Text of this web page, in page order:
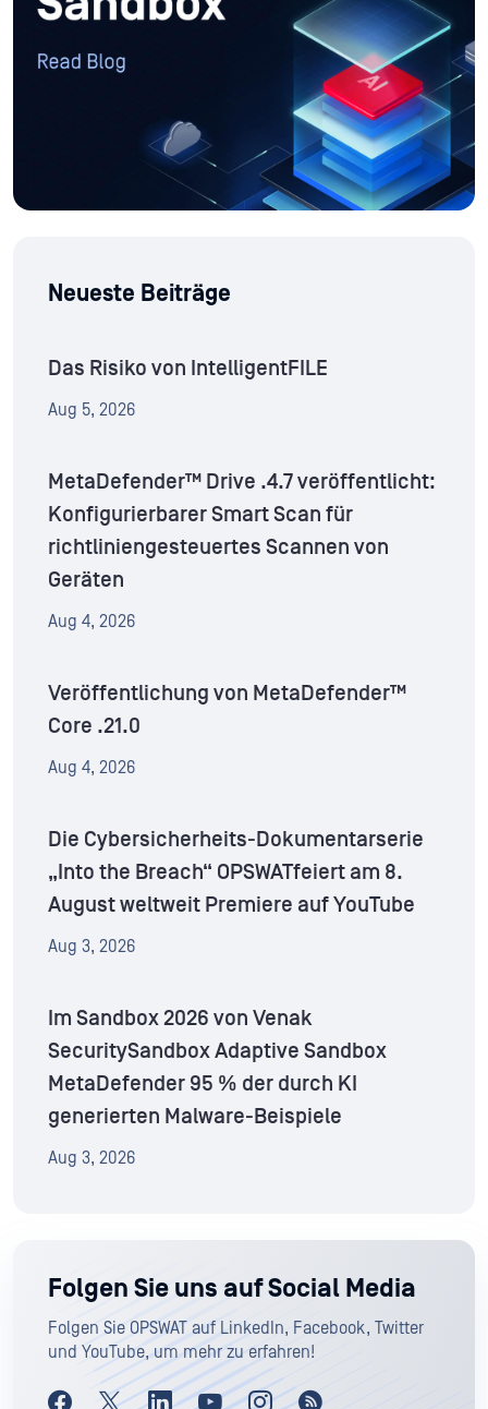
Neueste Beiträge
Das Risiko von IntelligentFILE
Aug 5, 2026
MetaDefender™ Drive .4.7 veröffentlicht:
Konfigurierbarer Smart Scan für
richtliniengesteuertes Scannen von
Geräten
Aug 4, 2026
Veröffentlichung von MetaDefender™
Core .21.0
Aug 4, 2026
Die Cybersicherheits-Dokumentarserie
„Into the Breach“ OPSWATfeiert am 8.
August weltweit Premiere auf YouTube
Aug 3, 2026
Im Sandbox 2026 von Venak
SecuritySandbox Adaptive Sandbox
MetaDefender 95 % der durch KI
generierten Malware-Beispiele
Aug 3, 2026
Folgen Sie uns auf Social Media
Folgen Sie OPSWAT auf LinkedIn, Facebook, Twitter
und YouTube, um mehr zu erfahren!